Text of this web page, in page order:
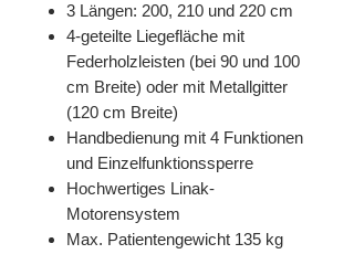
3 Längen: 200, 210 und 220 cm
4-geteilte Liegefläche mit
Federholzleisten (bei 90 und 100
cm Breite) oder mit Metallgitter
(120 cm Breite)
Handbedienung mit 4 Funktionen
und Einzelfunktionssperre
Hochwertiges Linak-
Motorensystem
Max. Patientengewicht 135 kg